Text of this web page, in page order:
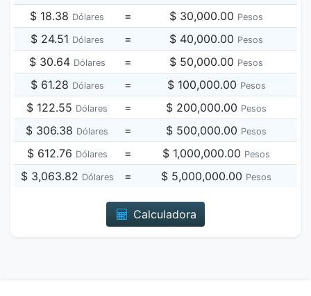
$ 18.38 Dólares = $ 30,000.00 Pesos
$ 24.51 Dólares = $ 40,000.00 Pesos
$ 30.64 Dólares = $ 50,000.00 Pesos
$ 61.28 Dólares = $ 100,000.00 Pesos
$ 122.55 Dólares = $ 200,000.00 Pesos
$ 306.38 Dólares = $ 500,000.00 Pesos
$ 612.76 Dólares = $ 1,000,000.00 Pesos
$ 3,063.82 Dólares = $ 5,000,000.00 Pesos
Calculadora